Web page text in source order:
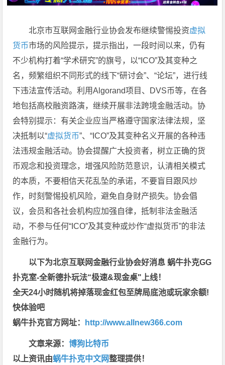
北京市互联网金融行业协会发布继续警惕投资虚拟
货币市场的风险提示，提示指出，一段时间以来，仍有
不少机构打着“学术研究”的旗号，以“ICO”及其变种之
名，频繁组织不同形式的线下“研讨会”、“论坛”，进行线
下违法宣传活动。利用Algorand项目、DVS币等，在各
地包括高校融资路演，继续开展非法跨境金融活动。协
会特别提示：有关企业应当严格遵守国家法律法规，坚
决抵制以“虚拟货币”、“ICO”及其变种名义开展的各种违
法违规金融活动。协会提醒广大投资者，树立正确的货
币观念和投资理念，增强风险防范意识，认清相关模式
的本质，不要相信天花乱坠的承诺，不要盲目跟风炒
作，时刻警惕投机风险，避免自身财产损失。协会倡
议，会员和各社会机构应加强自律，抵制非法金融活
动，不参与任何“ICO”及其变种或炒作“虚拟货币”的非法
金融行为。
以下为北京互联网金融行业协会好消息 蜗牛扑克GG
扑克室-全新德扑玩法“极速&现金桌"上线！
全天24小时随机将掉落现金红包至牌局底池或玩家余额!
快体验吧
蜗牛扑克官方网址：
http://www.allnew366.com
文章来源：博狗比特币
以上资讯由蜗牛扑克中文网整理提供！